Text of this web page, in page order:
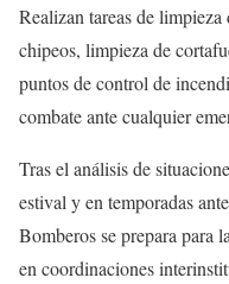
Realizan tareas de
chipeos, limpieza de
puntos de control de
combate ante cualquier
Tras el análisis de
estival y en temporadas
Bomberos se prepara para
en coordinaciones